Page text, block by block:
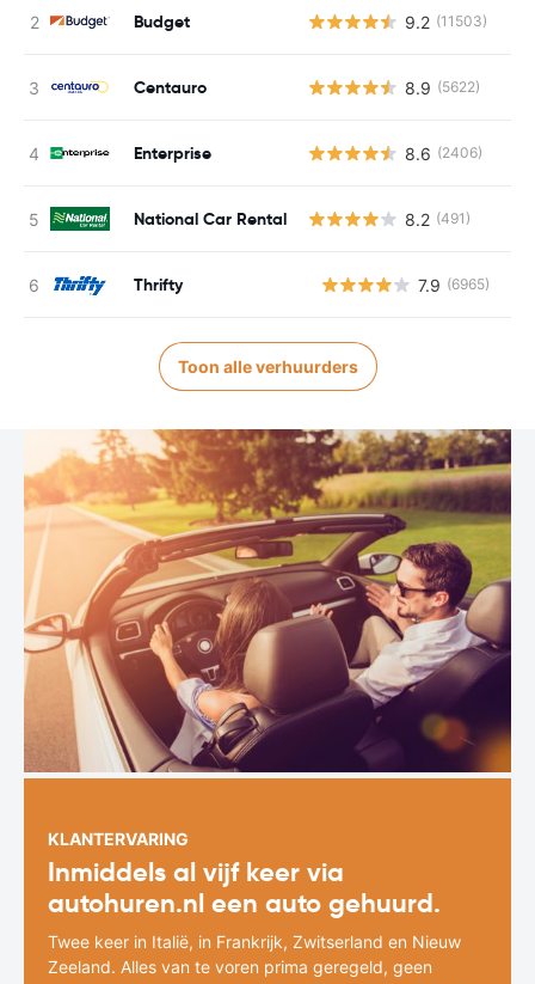
Budget 9.2 (11503)
Centauro 8.9 (5622)
Enterprise 8.6 (2406)
National Car Rental 8.2 (491)
Thrifty 7.9 (6965)
Toon alle verhuurders
KLANTERVARING
Inmiddels al vijf keer via
autohuren.nl een auto gehuurd.
Twee keer in Italië, in Frankrijk, Zwitserland en Nieuw
Zeeland. Alles van te voren prima geregeld, geen